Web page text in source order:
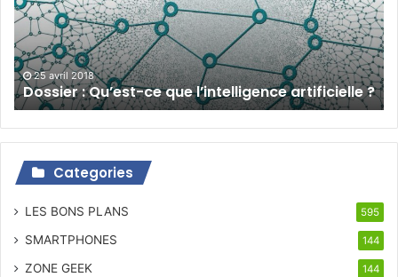
l’intelligence
artificielle
?
25 avril 2018
Dossier : Qu’est-ce que l’intelligence artificielle ?
Categories
LES BONS PLANS 595
SMARTPHONES 144
ZONE GEEK 144